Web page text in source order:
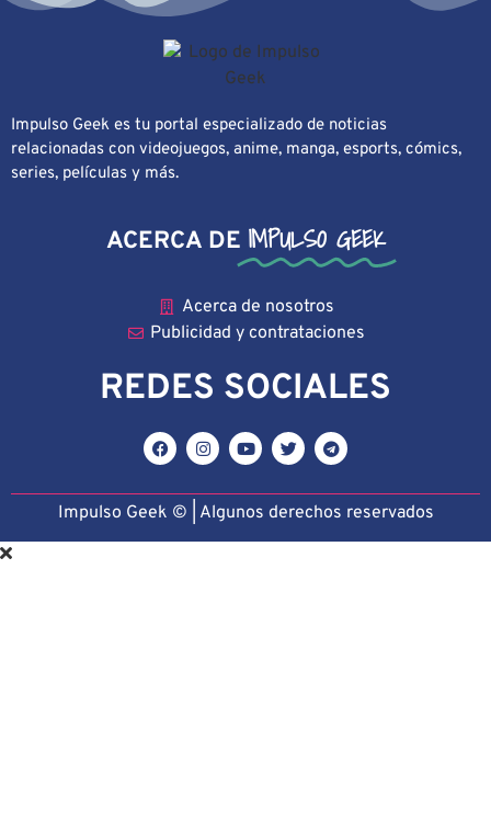
Impulso Geek es tu portal especializado de noticias
relacionadas con videojuegos, anime, manga, esports, cómics,
series, películas y más.
ACERCA DE IMPULSO GEEK
Acerca de nosotros
Publicidad y contrataciones
REDES SOCIALES
Impulso Geek © | Algunos derechos reservados